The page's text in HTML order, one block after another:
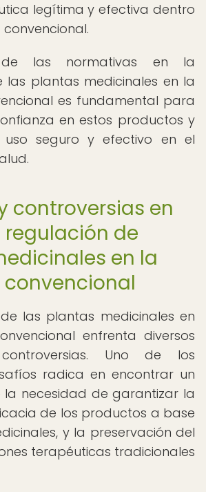
legítima y efectiva dentro
las normativas en la
plantas medicinales en la
es fundamental para
en estos productos y
seguro y efectivo en el
controversias en
de
en la
las plantas medicinales en
enfrenta diversos
Uno de los
radica en encontrar un
la necesidad de garantizar la
de los productos a base
y la preservación del
terapéuticas tradicionales